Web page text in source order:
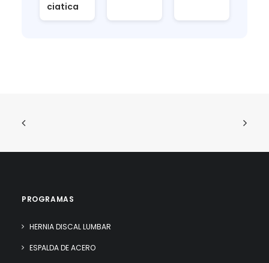
ciatica
PROGRAMAS
HERNIA DISCAL LUMBAR
ESPALDA DE ACERO